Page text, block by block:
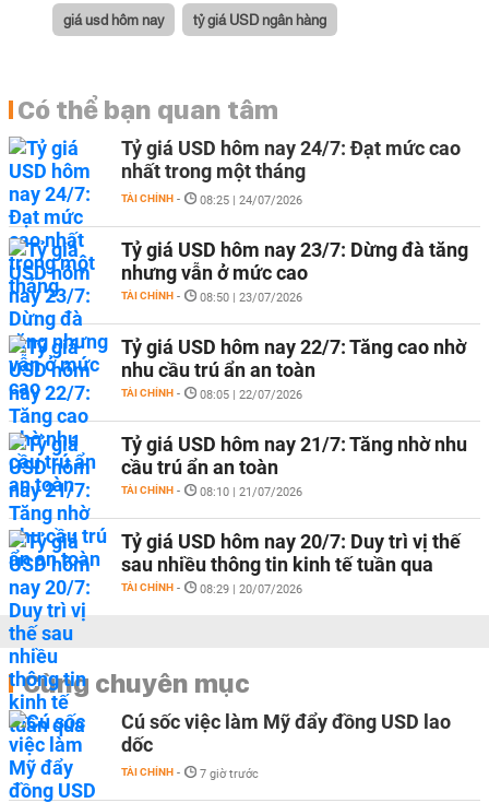
giá usd hôm nay tỷ giá USD ngân hàng
Có thể bạn quan tâm
Tỷ giá USD hôm nay 24/7: Đạt mức cao
nhất trong một tháng
TÀI CHÍNH - 08:25 | 24/07/2026
Tỷ giá USD hôm nay 23/7: Dừng đà tăng
nhưng vẫn ở mức cao
TÀI CHÍNH - 08:50 | 23/07/2026
Tỷ giá USD hôm nay 22/7: Tăng cao nhờ
nhu cầu trú ẩn an toàn
TÀI CHÍNH - 08:05 | 22/07/2026
Tỷ giá USD hôm nay 21/7: Tăng nhờ nhu
cầu trú ẩn an toàn
TÀI CHÍNH - 08:10 | 21/07/2026
Tỷ giá USD hôm nay 20/7: Duy trì vị thế
sau nhiều thông tin kinh tế tuần qua
TÀI CHÍNH - 08:29 | 20/07/2026
Cùng chuyên mục
Cú sốc việc làm Mỹ đẩy đồng USD lao
dốc
TÀI CHÍNH - 7 giờ trước